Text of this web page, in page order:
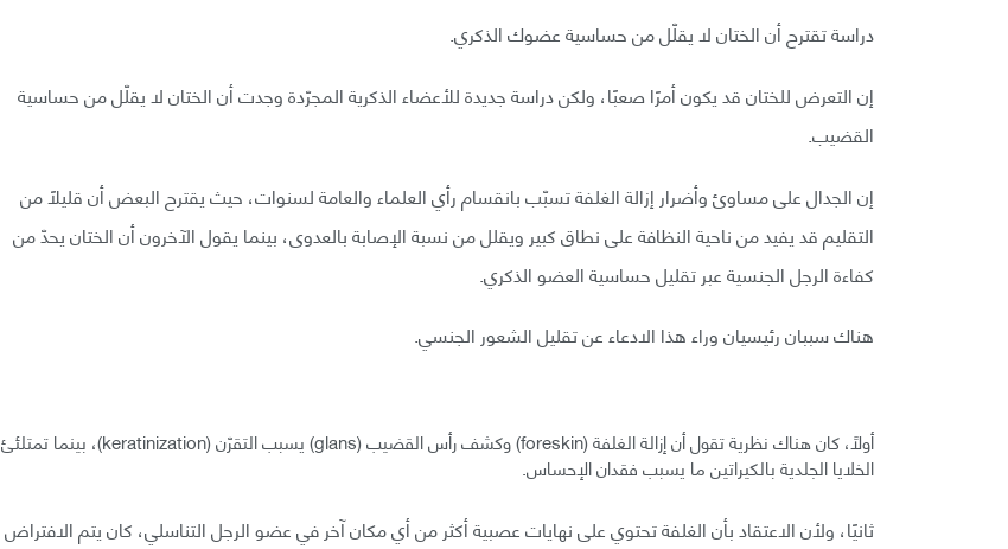
دراسة تقترح أن الختان لا يقلّل من حساسية عضوك الذكري.
إن التعرض للختان قد يكون أمرًا صعبًا، ولكن دراسة جديدة للأعضاء الذكرية المجرّدة وجدت أن الختان لا يقلّل من حساسية
القضيب.
إن الجدال على مساوئ وأضرار إزالة الغلفة تسبّب بانقسام رأي العلماء والعامة لسنوات، حيث يقترح البعض أن قليلًا من
التقليم قد يفيد من ناحية النظافة على نطاق كبير ويقلل من نسبة الإصابة بالعدوى، بينما يقول الآخرون أن الختان يحدّ من
كفاءة الرجل الجنسية عبر تقليل حساسية العضو الذكري.
هناك سببان رئيسيان وراء هذا الادعاء عن تقليل الشعور الجنسي.
أولًا، كان هناك نظرية تقول أن إزالة الغلفة (foreskin) وكشف رأس القضيب (glans) يسبب التقرّن (keratinization)، بينما تمتلئئ
الخلايا الجلدية بالكيراتين ما يسبب فقدان الإحساس.
ثانيًا، ولأن الاعتقاد بأن الغلفة تحتوي على نهايات عصبية أكثر من أي مكان آخر في عضو الرجل التناسلي، كان يتم الافتراض